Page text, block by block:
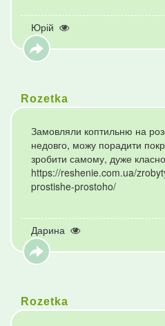
Юрій
Rozetka
Замовляли коптильню на
недовго, можу порадити
зробити самому, дуже
https://reshenie.com.ua/
prostishe-prostoho/
Дарина
Rozetka